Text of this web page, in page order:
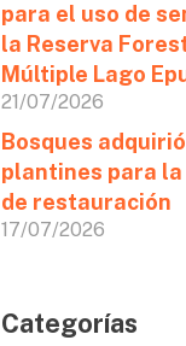
para el uso de
la Reserva
Múltiple Lago
21/07/2026
Bosques
plantines para la
de restauración
17/07/2026
Categorías